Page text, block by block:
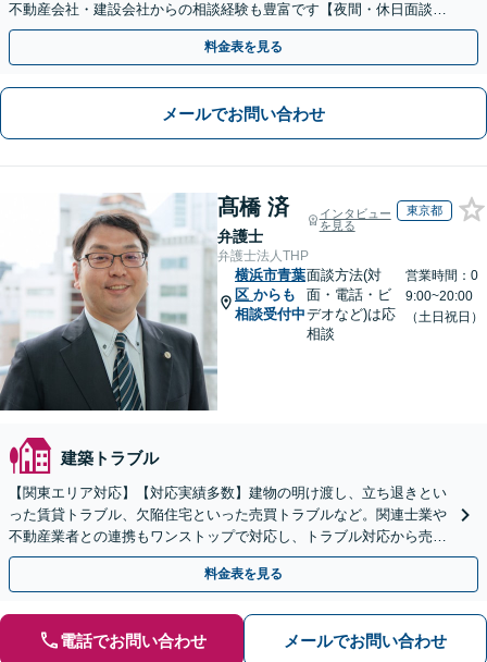
不動産会社・建設会社からの相談経験も豊富です【夜間・休日面談】
【電話／Zoom相談可】
料金表を見る
メールでお問い合わせ
髙橋 済
弁護士
インタビュー
を見る
東京都
弁護士法人THP
横浜市青葉
区 からも
相談受付中
面談方法(対
面・電話・ビ
デオなど)は応
相談
営業時間：0
9:00~20:00
（土日祝日）
建築トラブル
【関東エリア対応】【対応実績多数】建物の明け渡し、立ち退きとい
った賃貸トラブル、欠陥住宅といった売買トラブルなど。関連士業や
不動産業者との連携もワンストップで対応し、トラブル対応から売却
まで徹底サポート【初回相談無料】
料金表を見る
電話でお問い合わせ メールでお問い合わせ